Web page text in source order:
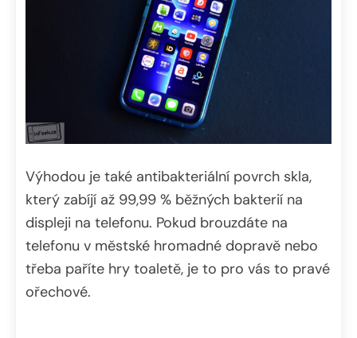
Výhodou je také antibakteriální povrch skla,
který zabíjí až 99,99 % běžných bakterií na
displeji na telefonu. Pokud brouzdáte na
telefonu v městské hromadné dopravě nebo
třeba paříte hry toaletě, je to pro vás to pravé
ořechové.